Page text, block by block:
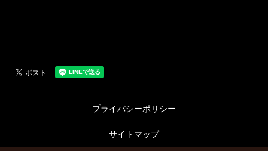
プライバシーポリシー
サイトマップ